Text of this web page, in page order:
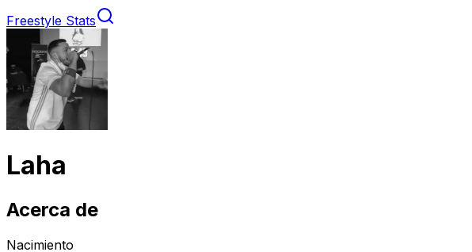
Freestyle Stats
Laha
Acerca de
Nacimiento